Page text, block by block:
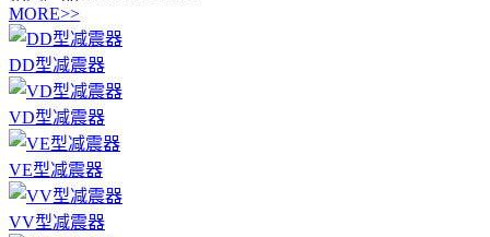
MORE>>
DD型减震器
VD型减震器
VE型减震器
VV型减震器